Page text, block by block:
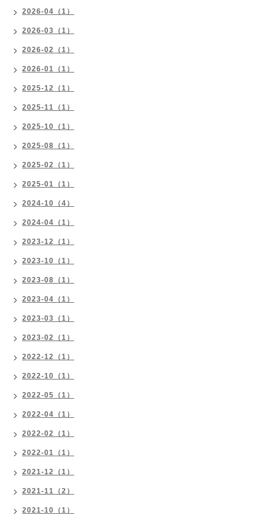
2026-04（1）
2026-03（1）
2026-02（1）
2026-01（1）
2025-12（1）
2025-11（1）
2025-10（1）
2025-08（1）
2025-02（1）
2025-01（1）
2024-10（4）
2024-04（1）
2023-12（1）
2023-10（1）
2023-08（1）
2023-04（1）
2023-03（1）
2023-02（1）
2022-12（1）
2022-10（1）
2022-05（1）
2022-04（1）
2022-02（1）
2022-01（1）
2021-12（1）
2021-11（2）
2021-10（1）